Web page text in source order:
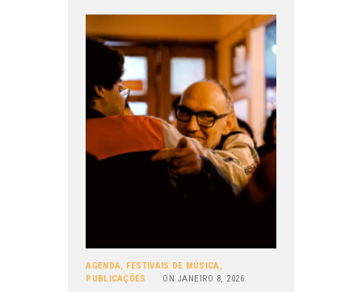
AGENDA, FESTIVAIS DE MÚSICA,
PUBLICAÇÕES
ON JANEIRO 8, 2026